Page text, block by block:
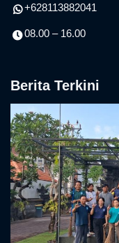
+628113882041
08.00 – 16.00
Berita Terkini